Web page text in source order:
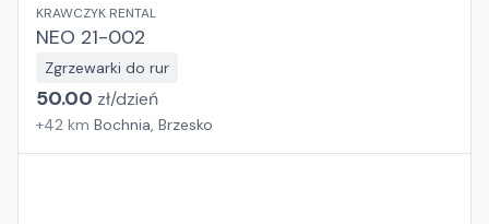
KRAWCZYK RENTAL
NEO 21-002
Zgrzewarki do rur
50.00 zł/dzień
+42 km Bochnia, Brzesko